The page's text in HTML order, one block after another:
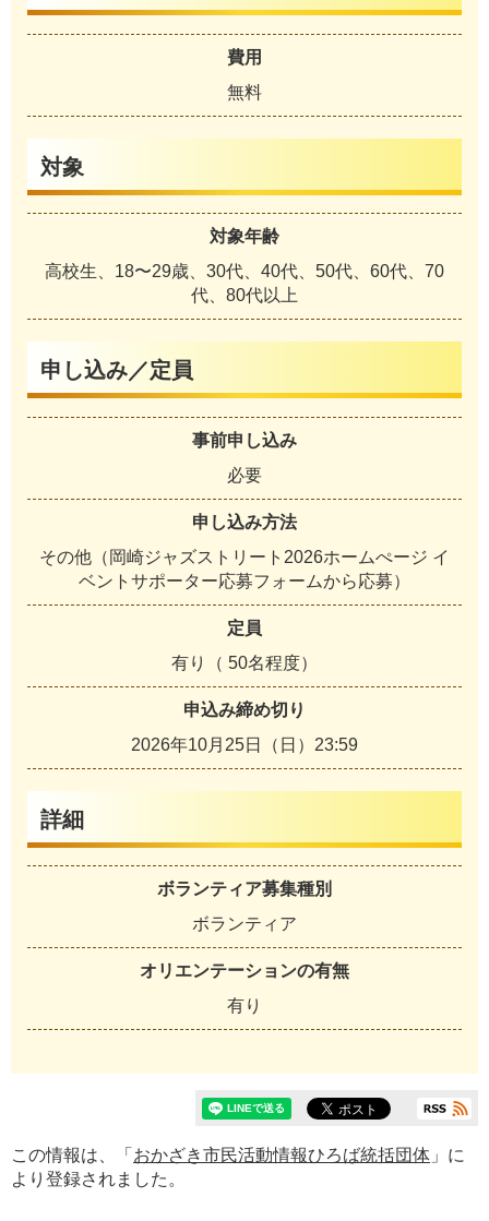
費用
無料
対象
対象年齢
高校生、18〜29歳、30代、40代、50代、60代、70
代、80代以上
申し込み／定員
事前申し込み
必要
申し込み方法
その他（岡崎ジャズストリート2026ホームぺージ イ
ベントサポーター応募フォームから応募）
定員
有り（ 50名程度）
申込み締め切り
2026年10月25日（日）23:59
詳細
ボランティア募集種別
ボランティア
オリエンテーションの有無
有り
この情報は、「 おかざき市民活動情報ひろば統括団体 」に
より登録されました。